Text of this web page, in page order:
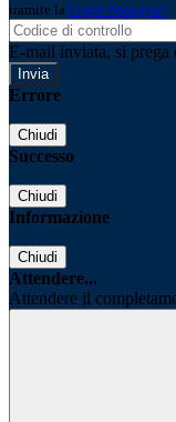
tramite la Login Spaggiari
E-mail inviata, si prega
Errore
Chiudi
Successo
Chiudi
Informazione
Chiudi
Attendere...
Attendere il